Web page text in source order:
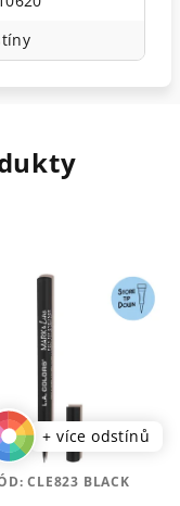
+ více odstínů
CLE823 BLACK